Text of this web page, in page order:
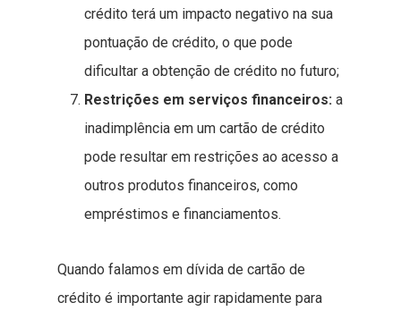
crédito terá um impacto negativo na sua
pontuação de crédito, o que pode
dificultar a obtenção de crédito no futuro;
Restrições em serviços financeiros: a
inadimplência em um cartão de crédito
pode resultar em restrições ao acesso a
outros produtos financeiros, como
empréstimos e financiamentos.
Quando falamos em dívida de cartão de
crédito é importante agir rapidamente para